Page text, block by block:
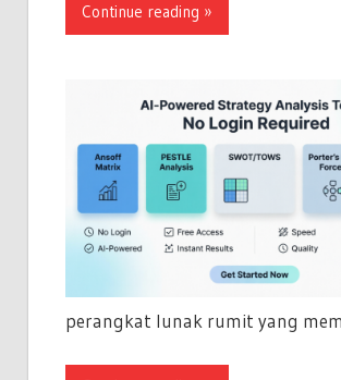
Continue reading
perangkat lunak rumit yang